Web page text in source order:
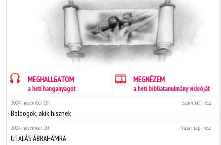
MEGHALLGATOM
a heti hanganyagot
MEGNÉZEM
a heti bibliatanulmány videóját
Szombati rész
2024. november 09.
Boldogok, akik hisznek
Vasárnapi rész
2024. november 10.
UTALÁS ÁBRAHÁMRA